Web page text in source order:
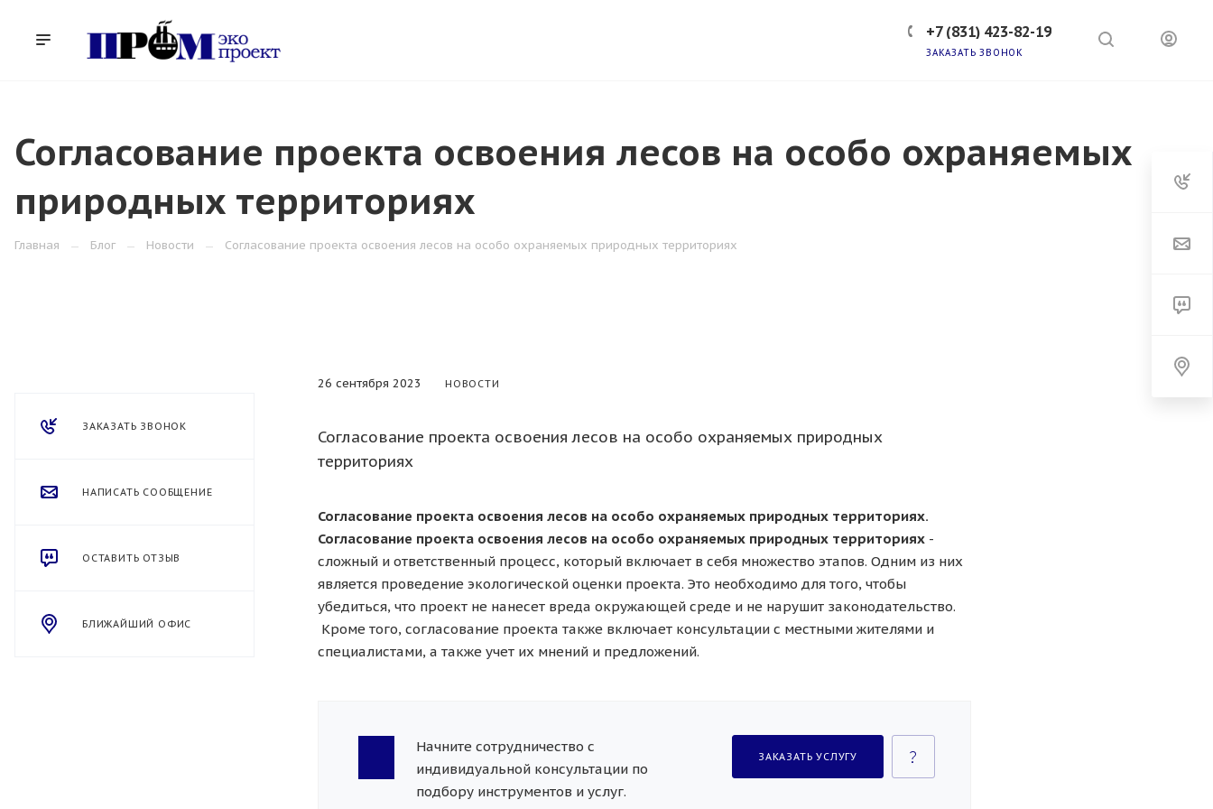
+7 (831) 423-82-19
ЗАКАЗАТЬ ЗВОНОК
Согласование проекта освоения лесов на особо охраняемых
природных территориях
Главная Блог Новости Согласование проекта освоения лесов на особо охраняемых природных территориях
ЗАКАЗАТЬ ЗВОНОК
НАПИСАТЬ СООБЩЕНИЕ
ОСТАВИТЬ ОТЗЫВ
БЛИЖАЙШИЙ ОФИС
26 сентября 2023 НОВОСТИ
Согласование проекта освоения лесов на особо охраняемых природных
территориях
Согласование проекта освоения лесов на особо охраняемых природных территориях.
Согласование проекта освоения лесов на особо охраняемых природных территориях -
сложный и ответственный процесс, который включает в себя множество этапов. Одним из них
является проведение экологической оценки проекта. Это необходимо для того, чтобы
убедиться, что проект не нанесет вреда окружающей среде и не нарушит законодательство.
Кроме того, согласование проекта также включает консультации с местными жителями и
специалистами, а также учет их мнений и предложений.
Начните сотрудничество с
индивидуальной консультации по
подбору инструментов и услуг.
ЗАКАЗАТЬ УСЛУГУ